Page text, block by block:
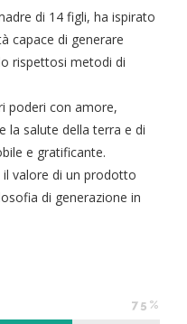
di 14 figli, ha ispirato
capace di generare
rispettosi metodi di
poderi con amore,
la salute della terra e di
e gratificante.
il valore di un prodotto
di generazione in
75%